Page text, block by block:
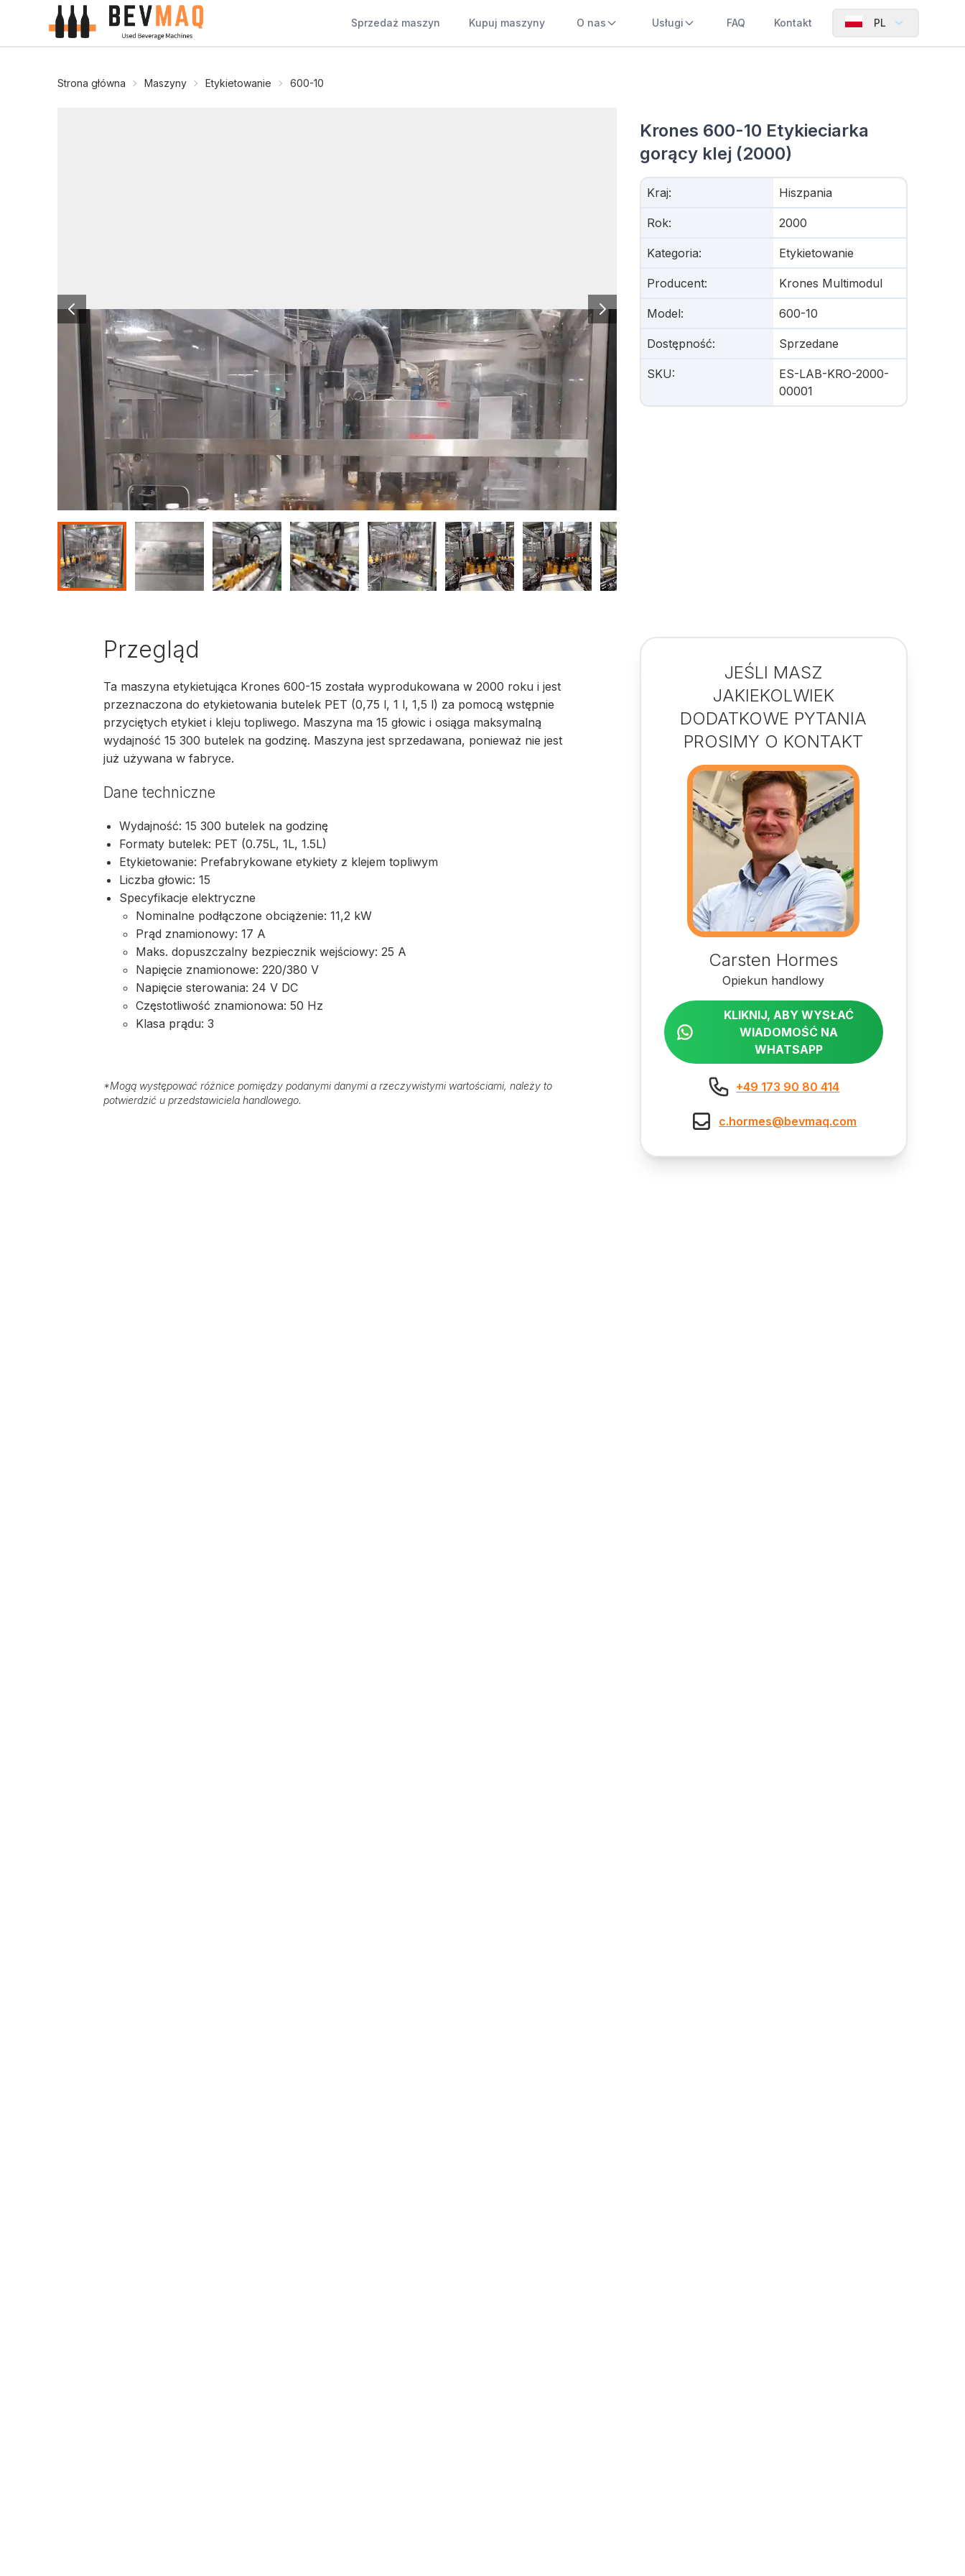
Sprzedaż maszyn Kupuj maszyny O nas Usługi FAQ Kontakt PL
Strona główna Maszyny Etykietowanie 600-10
Krones 600-10 Etykieciarka
gorący klej (2000)
Kraj: Hiszpania
Rok: 2000
Kategoria: Etykietowanie
Producent: Krones Multimodul
Model: 600-10
Dostępność: Sprzedane
SKU:
ES-LAB-KRO-2000-
00001
Przegląd
Ta maszyna etykietująca Krones 600-15 została wyprodukowana w 2000 roku i jest
przeznaczona do etykietowania butelek PET (0,75 l, 1 l, 1,5 l) za pomocą wstępnie
przyciętych etykiet i kleju topliwego. Maszyna ma 15 głowic i osiąga maksymalną
wydajność 15 300 butelek na godzinę. Maszyna jest sprzedawana, ponieważ nie jest
już używana w fabryce.
Dane techniczne
Wydajność: 15 300 butelek na godzinę
Formaty butelek: PET (0.75L, 1L, 1.5L)
Etykietowanie: Prefabrykowane etykiety z klejem topliwym
Liczba głowic: 15
Specyfikacje elektryczne
Nominalne podłączone obciążenie: 11,2 kW
Prąd znamionowy: 17 A
Maks. dopuszczalny bezpiecznik wejściowy: 25 A
Napięcie znamionowe: 220/380 V
Napięcie sterowania: 24 V DC
Częstotliwość znamionowa: 50 Hz
Klasa prądu: 3
*Mogą występować różnice pomiędzy podanymi danymi a rzeczywistymi wartościami, należy to
potwierdzić u przedstawiciela handlowego.
JEŚLI MASZ
JAKIEKOLWIEK
DODATKOWE PYTANIA
PROSIMY O KONTAKT
Carsten Hormes
Opiekun handlowy
KLIKNIJ, ABY WYSŁAĆ
WIADOMOŚĆ NA
WHATSAPP
+49 173 90 80 414
c.hormes@bevmaq.com